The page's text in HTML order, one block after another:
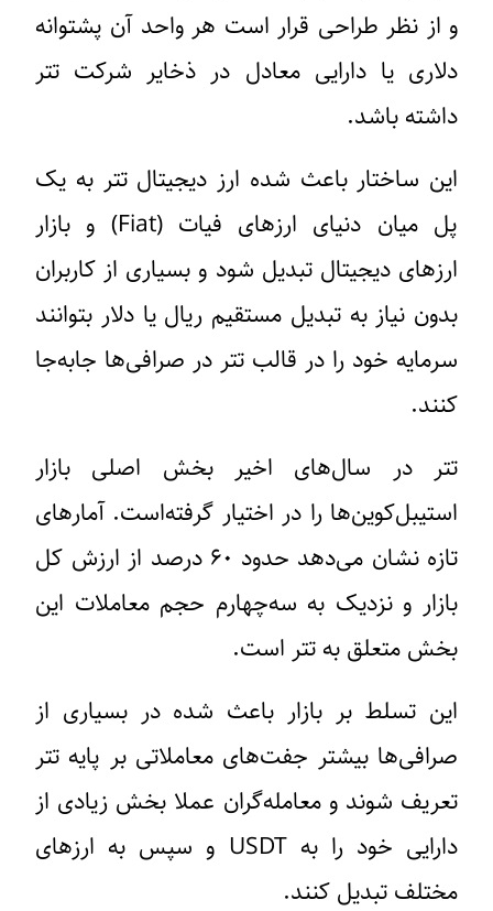
و از نظر طراحی قرار است هر واحد آن پشتوانه
دلاری یا دارایی معادل در ذخایر شرکت تتر
داشته باشد.
این ساختار باعث شده ارز دیجیتال تتر به یک
پل میان دنیای ارزهای فیات (Fiat) و بازار
ارزهای دیجیتال تبدیل شود و بسیاری از کاربران
بدون نیاز به تبدیل مستقیم ریال یا دلار بتوانند
سرمایه خود را در قالب تتر در صرافی‌ها جابه‌جا
کنند.
تتر در سال‌های اخیر بخش اصلی بازار
استیبل‌کوین‌ها را در اختیار گرفته‌است. آمارهای
تازه نشان می‌دهد حدود ۶۰ درصد از ارزش کل
بازار و نزدیک به سه‌چهارم حجم معاملات این
بخش متعلق به تتر است.
این تسلط بر بازار باعث شده در بسیاری از
صرافی‌ها بیشتر جفت‌های معاملاتی بر پایه تتر
تعریف شوند و معامله‌گران عملا بخش زیادی از
دارایی خود را به USDT و سپس به ارزهای
مختلف تبدیل کنند.